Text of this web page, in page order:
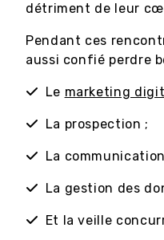
détriment de leur
Pendant ces
aussi confié perdre
Le marketing
La prospection ;
La
La gestion des
Et la veille